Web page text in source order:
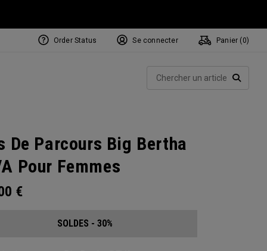
Order Status Se connecter Panier ( 0)
De Parcours Big Bertha
Pour Femmes
€
SOLDES - 30%